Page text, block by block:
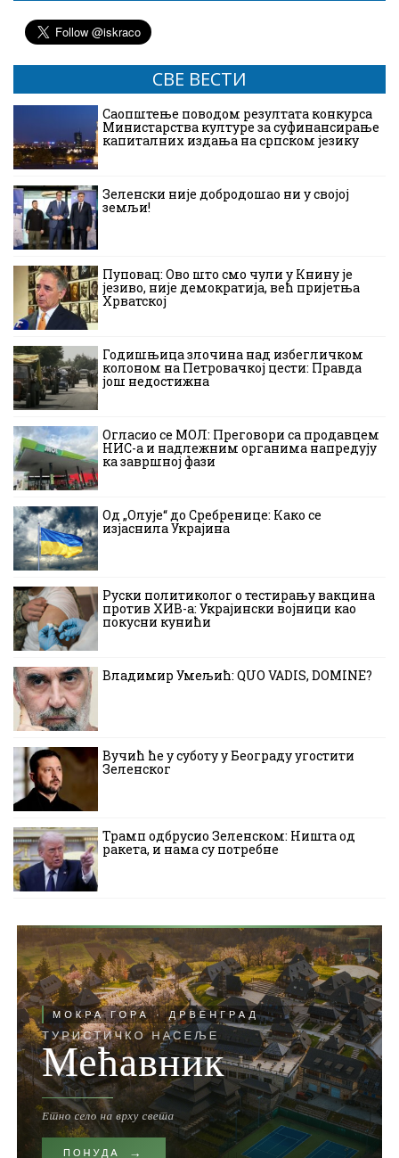
СВЕ ВЕСТИ
Саопштење поводом резултата конкурса
Министарства културе за суфинансирање
капиталних издања на српском језику
Зеленски није добродошао ни у својој
земљи!
Пуповац: Ово што смо чули у Книну је
језиво, није демократија, већ пријетња
Хрватској
Годишњица злочина над избегличком
колоном на Петровачкој цести: Правда
још недостижна
Огласио се МОЛ: Преговори са продавцем
НИС-а и надлежним органима напредују
ка завршној фази
Од „Олује“ до Сребренице: Како се
изјаснила Украјина
Руски политиколог о тестирању вакцина
против ХИВ-а: Украјински војници као
покусни кунићи
Владимир Умељић: QUO VADIS, DOMINE?
Вучић ће у суботу у Београду угостити
Зеленског
Трамп одбрусио Зеленском: Ништа од
ракета, и нама су потребне